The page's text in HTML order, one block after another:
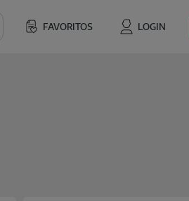
FAVORITOS LOGIN